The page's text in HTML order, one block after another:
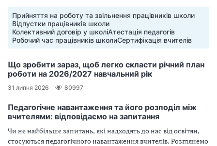
Прийняття на роботу та звільнення працівників школи
Відпустки працівників школи
Колективний договір у школіАтестація педагогів
Робочий час працівників школиСертифікація вчителів
Що зробити зараз, щоб легко скласти річний план
роботи на 2026/2027 навчальний рік
31 липня 2026 80997
Педагогічне навантаження та його розподіл між
вчителями: відповідаємо на запитання
Чи не найбільше запитань, які надходять до нас від освітян,
стосуються педагогічного навантаження вчителів. Розглянемо